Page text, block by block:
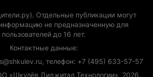
Отдельные публикации могут
не предназначенную для
пользователей до 16 лет.
Контактные данные:
телефон: +7 (495) 633-57-57
«Шкулёв Диджитал Технологии», 2026.